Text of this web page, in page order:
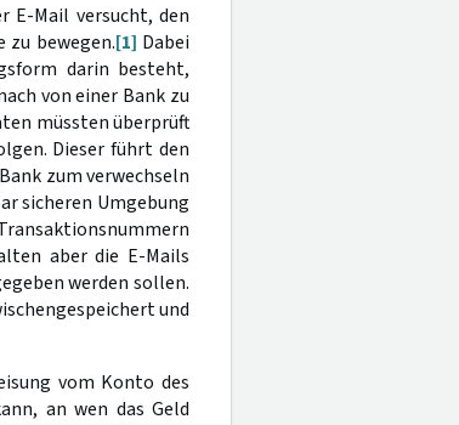
E-Mail versucht, den
zu bewegen.[1] Dabei
darin besteht,
von einer Bank zu
müssten überprüft
Dieser führt den
zum verwechseln
sicheren Umgebung
aber die E-Mails
werden sollen.
und
vom Konto des
an wen das Geld